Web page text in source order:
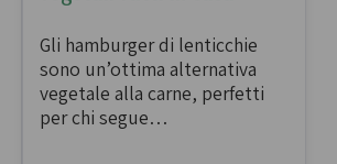
Gli hamburger di lenticchie
sono un’ottima alternativa
vegetale alla carne, perfetti
per chi segue